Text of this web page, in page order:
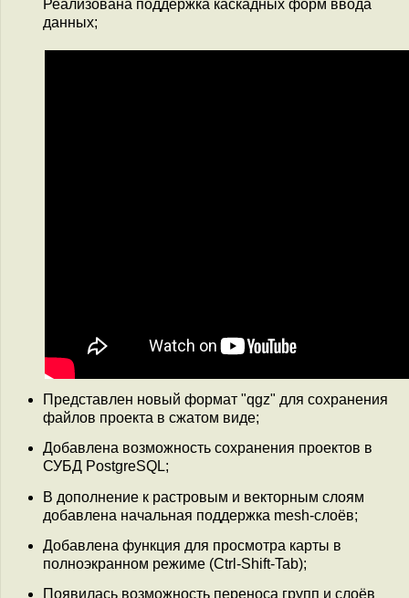
Реализована поддержка каскадных форм ввода
данных;
Представлен новый формат "qgz" для сохранения
файлов проекта в сжатом виде;
Добавлена возможность сохранения проектов в
СУБД PostgreSQL;
В дополнение к растровым и векторным слоям
добавлена начальная поддержка mesh-слоёв;
Добавлена функция для просмотра карты в
полноэкранном режиме (Ctrl-Shift-Tab);
Появилась возможность переноса групп и слоёв